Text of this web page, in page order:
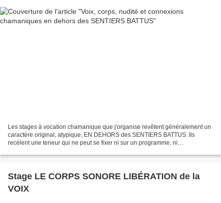
Les stages à vocation chamanique que j'organise revêtent généralement un
caractère original, atypique, EN DEHORS des SENTIERS BATTUS. Ils
recèlent une teneur qui ne peut se fixer ni sur un programme, ni
Stage LE CORPS SONORE LIBÉRATION de la
VOIX